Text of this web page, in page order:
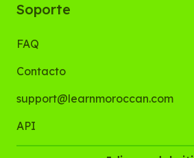
Soporte
FAQ
Contacto
support@learnmoroccan.com
API